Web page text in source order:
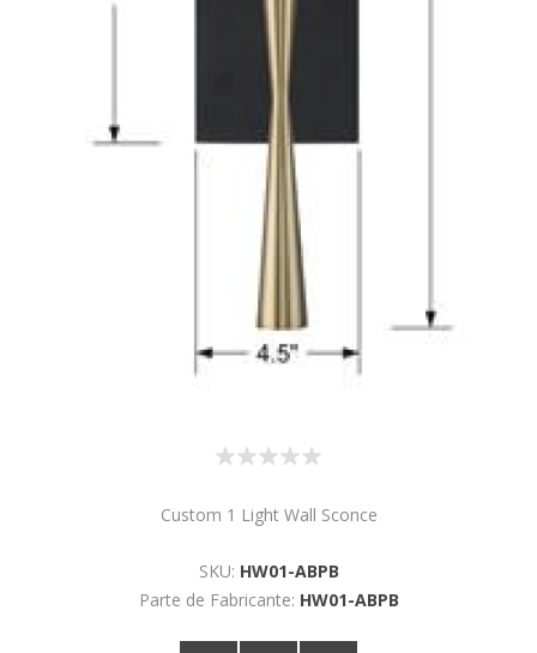
Custom 1 Light Wall Sconce
SKU: HW01-ABPB
Parte de Fabricante: HW01-ABPB